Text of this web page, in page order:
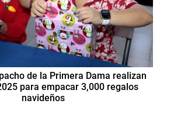
de la Primera Dama realizan
para empacar 3,000 regalos
navideños